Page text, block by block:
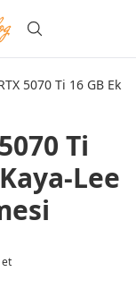
5070 Ti 16 GB
Ti
Lee
et